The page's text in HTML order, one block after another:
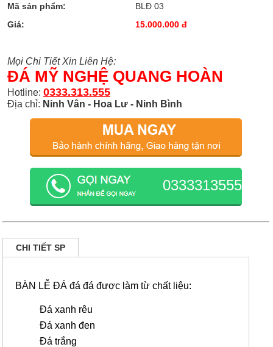
Mã sản phẩm:
BLĐ 03
Giá:
15.000.000 đ
Mọi Chi Tiết Xin Liên Hệ:
ĐÁ MỸ NGHỆ QUANG HOÀN
Hotline: 0333.313.555
Địa chỉ: Ninh Vân - Hoa Lư - Ninh Bình
0333313555
CHI TIẾT SP
BÀN LỄ ĐÁ đá đá được làm từ chất liệu:
Đá xanh rêu
Đá xanh đen
Đá trắng